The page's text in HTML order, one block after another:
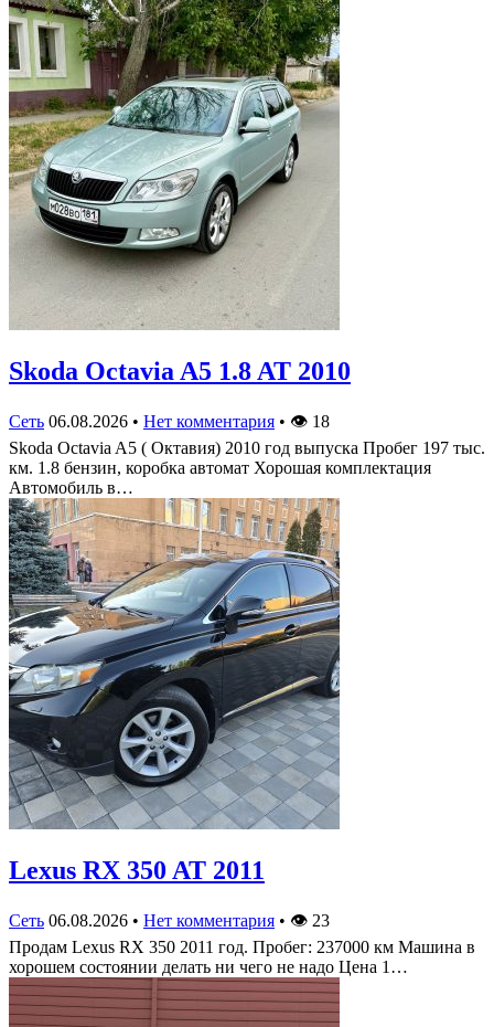
Skoda Octavia A5 1.8 AT 2010
Сеть 06.08.2026 • Нет комментария • 👁 18
Skoda Octavia A5 ( Октавия) 2010 год выпуска Пробег 197 тыс.
км. 1.8 бензин, коробка автомат Хорошая комплектация
Автомобиль в…
Lexus RX 350 AT 2011
Сеть 06.08.2026 • Нет комментария • 👁 23
Продам Lexus RX 350 2011 год. Пробег: 237000 км Машина в
хорошем состоянии делать ни чего не надо Цена 1…